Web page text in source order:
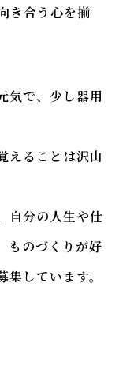
き合う心を揃
気で、少し器用
えることは沢山
自分の人生や仕
ものづくりが好
しています。